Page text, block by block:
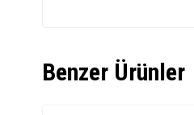
Benzer Ürünler